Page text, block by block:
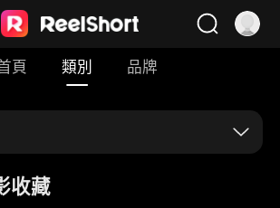
頁 類別 品牌
收藏